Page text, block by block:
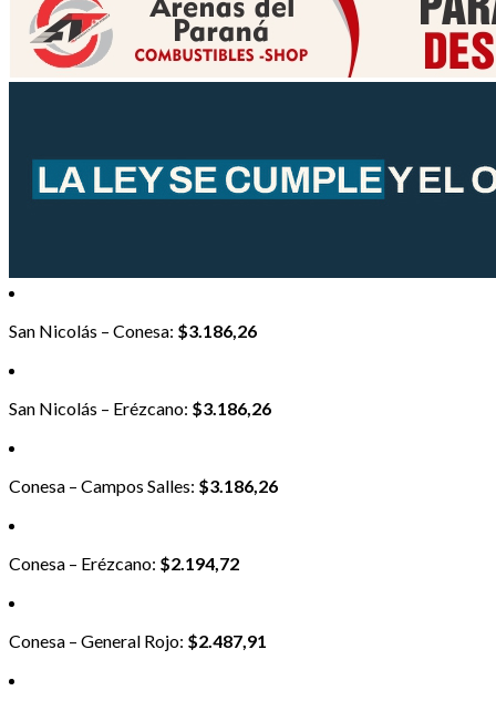
San Nicolás – Conesa: $3.186,26
San Nicolás – Erézcano: $3.186,26
Conesa – Campos Salles: $3.186,26
Conesa – Erézcano: $2.194,72
Conesa – General Rojo: $2.487,91